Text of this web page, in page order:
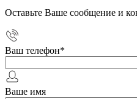
Оставьте Ваше сообщение и
Ваш телефон*
Ваше имя